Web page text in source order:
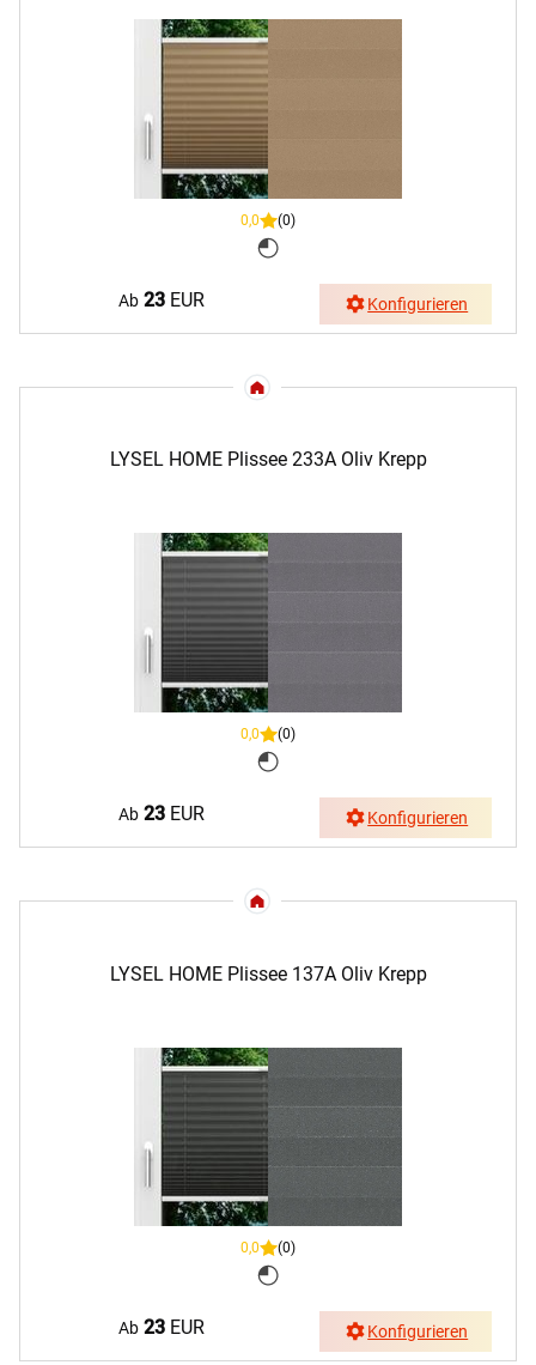
0,0 (0)
Ab 23 EUR Konfigurieren
LYSEL HOME Plissee 233A Oliv Krepp
0,0 (0)
Ab 23 EUR Konfigurieren
LYSEL HOME Plissee 137A Oliv Krepp
0,0 (0)
Ab 23 EUR Konfigurieren